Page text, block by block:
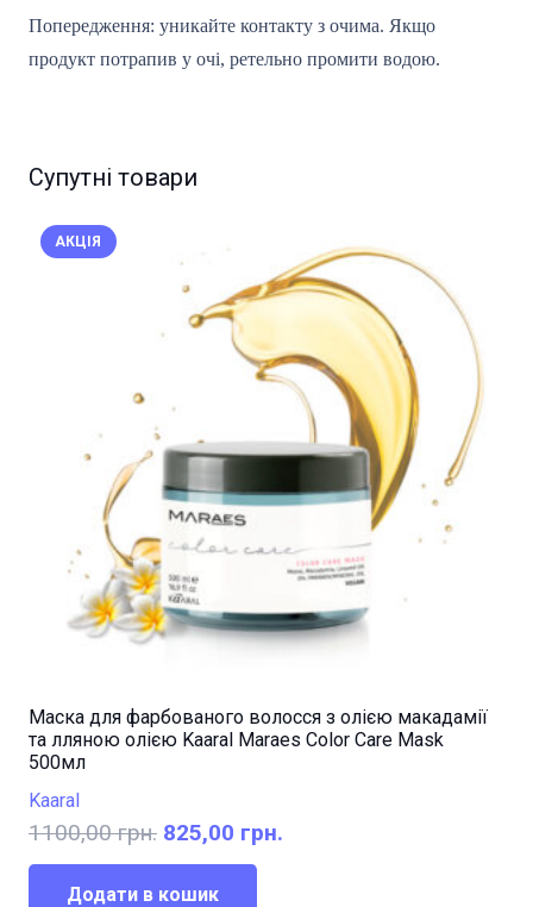
Попередження: уникайте контакту з очима. Якщо
продукт потрапив у очі, ретельно промити водою.
Супутні товари
АКЦІЯ
Маска для фарбованого волосся з олією макадамії
та лляною олією Kaaral Maraes Color Care Mask
500мл
Kaaral
1100,00грн. Оригінальна
ціна:
1100,00 грн..
825,00 грн.
Додати в кошик